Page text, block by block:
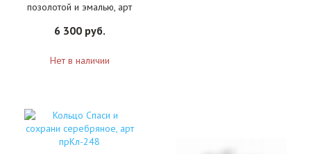
позолотой и эмалью, арт
6 300 руб.
Нет в наличии